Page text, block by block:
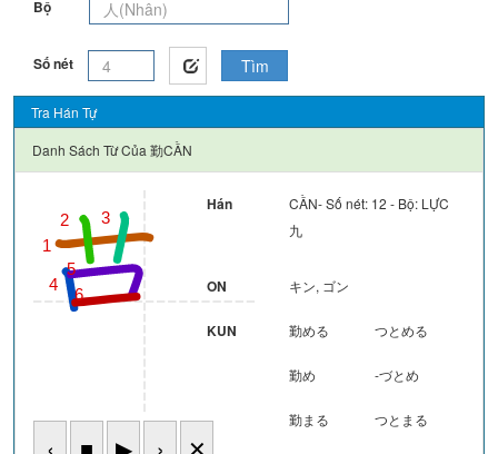
Bộ
Số nét Tìm
Tra Hán Tự
Danh Sách Từ Của 勤CẦN
1
2 3
4
5
6
Hán
CẦN- Số nét: 12 - Bộ: LỰC
九
ON キン, ゴン
KUN 勤める つとめる
勤め -づとめ
勤まる つとまる